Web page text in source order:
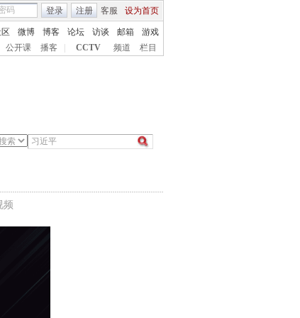
客服 设为首页
登录 注册
微博 博客 论坛 访谈 邮箱
游戏
公开课 播客 CCTV 频道 栏目
频